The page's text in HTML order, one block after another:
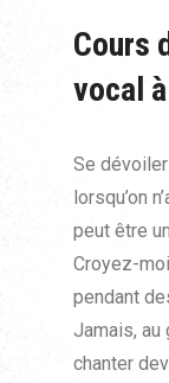
Cours
vocal
Se
lorsqu’on
peut être
Croyez-
pendant
Jamais, au
chanter